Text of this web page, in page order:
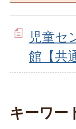
児童セ
館【共
キーワー